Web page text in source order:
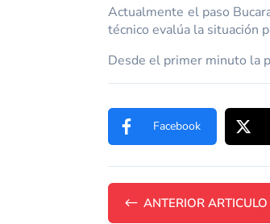
Actualmente el paso
técnico evalúa la situación
Desde el primer minuto la
Facebook
# ANTERIOR ARTICULO